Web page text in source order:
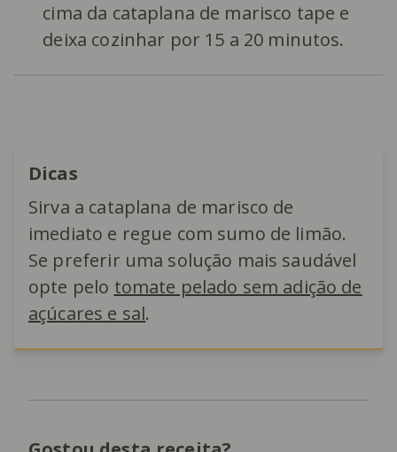
cima da cataplana de marisco tape e
deixa cozinhar por 15 a 20 minutos.
Dicas
Sirva a cataplana de marisco de
imediato e regue com sumo de limão.
Se preferir uma solução mais saudável
opte pelo tomate pelado sem adição de
açúcares e sal.